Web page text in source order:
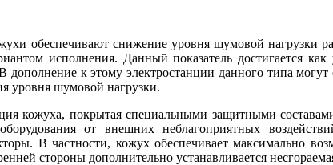
обеспечивают снижение уровня шумовой нагрузки
исполнения. Данный показатель достигается как
к этому электростанции данного типа могут
уровня шумовой нагрузки.
кожуха, покрытая специальными защитными
от внешних неблагоприятных
В частности, кожух обеспечивает максимально
стороны дополнительно устанавливается